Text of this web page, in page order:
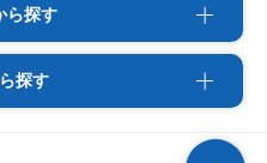
ら探す
探す